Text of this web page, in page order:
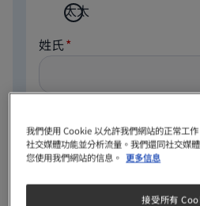
太太
姓氏
我們使用 Cookie 以允許我們網站的正常工
社交媒體功能並分析流量。我們還同社交媒
您使用我們網站的信息。 更多信息
接受所有